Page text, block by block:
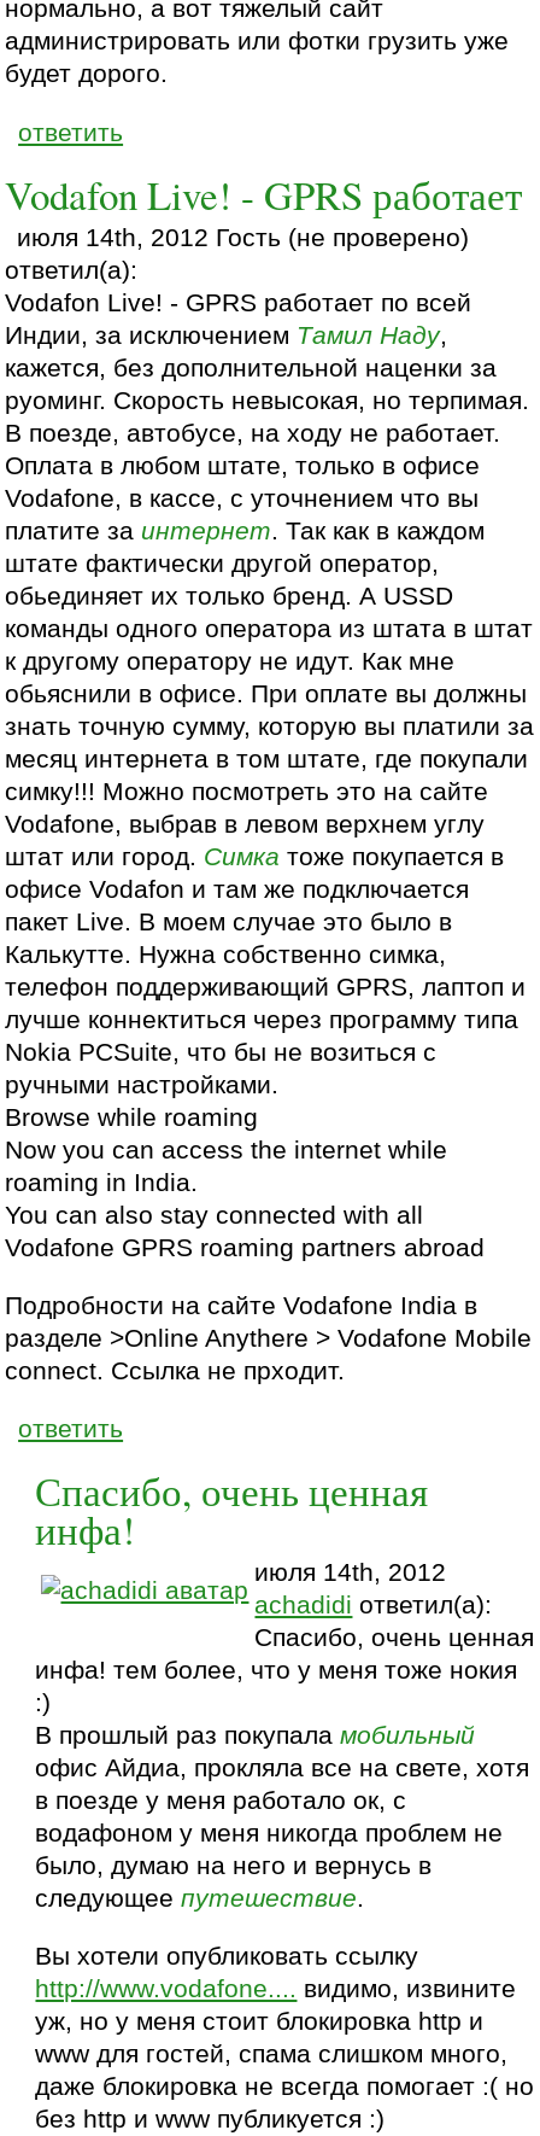
нормально, а вот тяжелый сайт
администрировать или фотки грузить уже
будет дорого.
ответить
Vodafon Live! - GPRS работает
июля 14th, 2012 Гость (не проверено)
ответил(а):
Vodafon Live! - GPRS работает по всей
Индии, за исключением Тамил Наду,
кажется, без дополнительной наценки за
руоминг. Скорость невысокая, но терпимая.
В поезде, автобусе, на ходу не работает.
Оплата в любом штате, только в офисе
Vodafone, в кассе, с уточнением что вы
платите за интернет. Так как в каждом
штате фактически другой оператор,
обьединяет их только бренд. А USSD
команды одного оператора из штата в штат
к другому оператору не идут. Как мне
обьяснили в офисе. При оплате вы должны
знать точную сумму, которую вы платили за
месяц интернета в том штате, где покупали
симку!!! Можно посмотреть это на сайте
Vodafone, выбрав в левом верхнем углу
штат или город. Симка тоже покупается в
офисе Vodafon и там же подключается
пакет Live. В моем случае это было в
Калькутте. Нужна собственно симка,
телефон поддерживающий GPRS, лаптоп и
лучше коннектиться через программу типа
Nokia PCSuite, что бы не возиться с
ручными настройками.
Browse while roaming
Now you can access the internet while
roaming in India.
You can also stay connected with all
Vodafone GPRS roaming partners abroad
Подробности на сайте Vodafone India в
разделе >Online Anythere > Vodafone Mobile
connect. Ссылка не прходит.
ответить
Спасибо, очень ценная
инфа!
июля 14th, 2012
achadidi ответил(а):
Спасибо, очень ценная
инфа! тем более, что у меня тоже нокия
:)
В прошлый раз покупаламобильный
офис Айдиа, прокляла все на свете, хотя
в поезде у меня работало ок, с
водафоном у меня никогда проблем не
было, думаю на него и вернусь в
следующеепутешествие.
Вы хотели опубликовать ссылку
http://www.vodafone.... видимо, извините
уж, но у меня стоит блокировка http и
www для гостей, спама слишком много,
даже блокировка не всегда помогает :( но
без http и www публикуется :)